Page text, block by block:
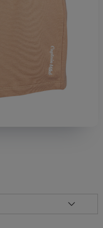
Paczkomatu nie
wysyłki dla przesyłek